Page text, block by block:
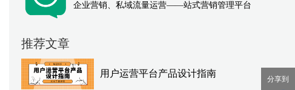
企业营销、私域流量运营——站式营销管理平台
推荐文章
用户运营平台产品设计指南
分享到